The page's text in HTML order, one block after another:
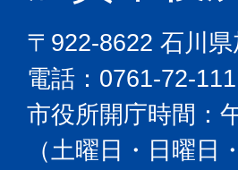
〒922-8622 石川
電話：0761-72-
市役所開庁時間：
（土曜日・日曜